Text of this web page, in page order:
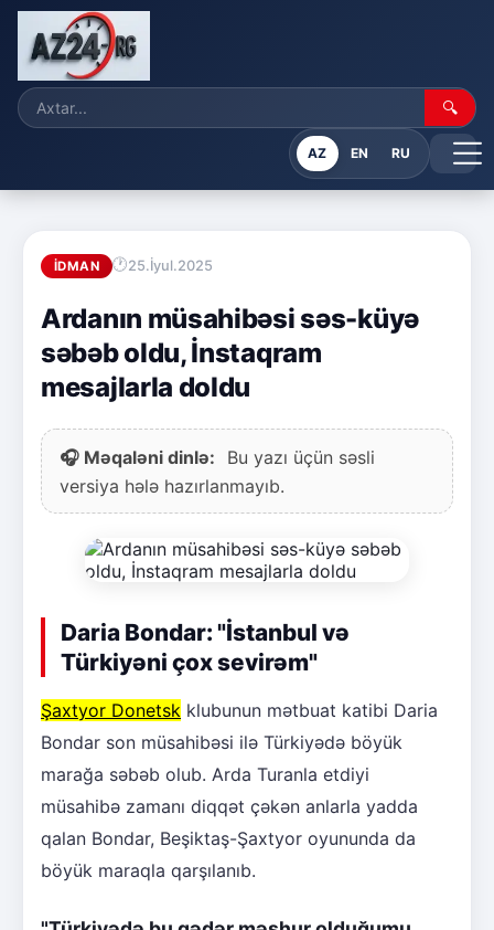
🔍
AZ EN RU
İDMAN 25.İyul.2025
Ardanın müsahibəsi səs-küyə
səbəb oldu, İnstaqram
mesajlarla doldu
🎧 Məqaləni dinlə:
Bu yazı üçün səsli
versiya hələ hazırlanmayıb.
Daria Bondar: "İstanbul və
Türkiyəni çox sevirəm"
Şaxtyor Donetsk klubunun mətbuat katibi Daria
Bondar son müsahibəsi ilə Türkiyədə böyük
marağa səbəb olub. Arda Turanla etdiyi
müsahibə zamanı diqqət çəkən anlarla yadda
qalan Bondar, Beşiktaş-Şaxtyor oyununda da
böyük maraqla qarşılanıb.